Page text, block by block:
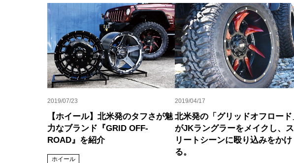
2019/07/23
【ホイール】北米発のタフさが魅
力なブランド『GRID OFF-
ROAD』を紹介
ホイール
2019/04/17
北米発の「グリッドオフロード
がJKラングラーをメイクし、
リートシーンに殴り込みをかけ
る。